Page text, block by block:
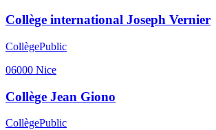
Collège international Joseph Vernier
CollègePublic
06000 Nice
Collège Jean Giono
CollègePublic